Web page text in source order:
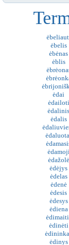
ėbelis
ėbėnas
ėblis
ėdai
ėdailoti
ėdalinis
ėdalis
ėdažolė
ėdėjys
ėdelas
ėdenė
ėdesis
ėdesys
ėdiena
ėdinėti
ėdinys